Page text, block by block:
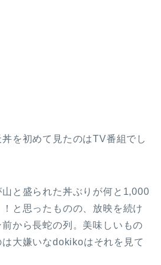
を初めて見たのはTV番組でし
と盛られた丼ぶりが何と1,000
と思ったものの、放映を続け
から長蛇の列。美味しいもの
大嫌いなdokikoはそれを見て